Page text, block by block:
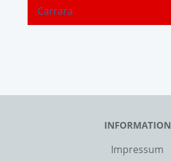
Carrara
INFORMATION
Impressum